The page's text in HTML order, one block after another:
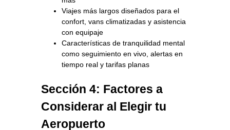
Viajes más largos diseñados para el
confort, vans climatizadas y asistencia
con equipaje
Características de tranquilidad mental
como seguimiento en vivo, alertas en
tiempo real y tarifas planas
Sección 4: Factores a
Considerar al Elegir tu
Aeropuerto